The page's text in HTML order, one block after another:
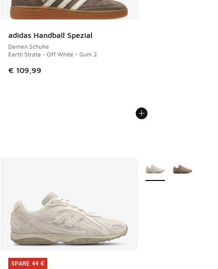
adidas Handball Spezial
Damen Schuhe
Earth Strata - Off White - Gum 2
€ 109,99
SPARE 44 €
SPARE 44 €
Weitere Farben